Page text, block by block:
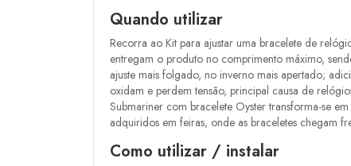
Quando utilizar
Recorra ao Kit para ajustar uma bracelete de
entregam o produto no comprimento máximo,
ajuste mais folgado, no inverno mais apertado;
oxidam e perdem tensão, principal causa de
Submariner com bracelete Oyster transforma-se
adquiridos em feiras, onde as braceletes chegam
Como utilizar / instalar